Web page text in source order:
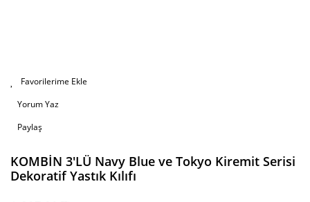
Yorum Yaz
Paylaş
KOMBİN 3'LÜ Navy Blue ve Tokyo Kiremit Serisi
Dekoratif Yastık Kılıfı